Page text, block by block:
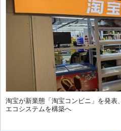
淘宝が新業態「淘宝コンビニ」を発表
エコシステムを構築へ